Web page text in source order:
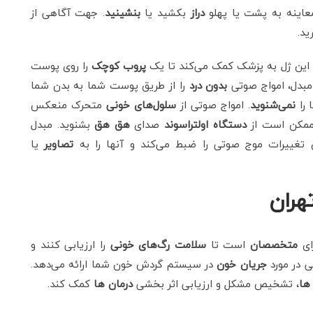
به پشت یا پهلودراز بکشید یابنشینید. جهت آگاهی از
ژل به پزشک کمک می‌کند تا یکپروب کوچکرا روی پوست
امواج صوتی بدون درد را از طریق پوست شما به بدن شما
رانمی‌شنوید. امواج صوتی ازسلول‌های خونی متحرک منعکس
است ازدستگاه اولتراسوند صدایهق هقبشنوید. مبدل
موج صوتی را ضبط می‌کند و آنها را به تصاویر یا
متخصصاناست تا سلامت رگ‌های خونی را ارزیابی کنند و
در موردجریان خوندر سیستم گردش خون شما ارائه می‌دهد.
ها، تشخیص مشکل و ارزیابی اثر بخشیدرمان ها کمک کند.